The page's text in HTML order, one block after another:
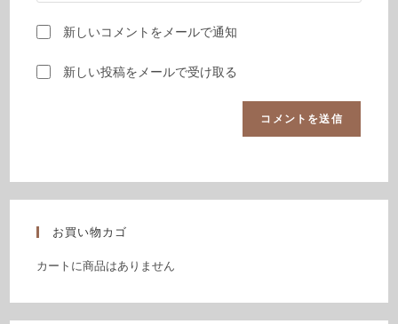
新しいコメントをメールで通知
新しい投稿をメールで受け取る
お買い物カゴ
カートに商品はありません